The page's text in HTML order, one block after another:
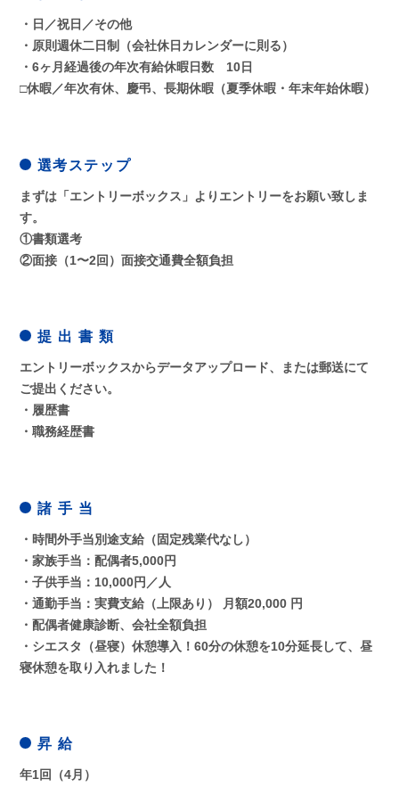
・日／祝日／その他
・原則週休二日制（会社休日カレンダーに則る）
・6ヶ月経過後の年次有給休暇日数 10日
□休暇／年次有休、慶弔、長期休暇（夏季休暇・年末年始休暇）
選考ステップ
まずは「エントリーボックス」よりエントリーをお願い致しま
す。
①書類選考
②面接（1〜2回）面接交通費全額負担
提 出 書 類
エントリーボックスからデータアップロード、または郵送にて
ご提出ください。
・履歴書
・職務経歴書
諸 手 当
・時間外手当別途支給（固定残業代なし）
・家族手当：配偶者5,000円
・子供手当：10,000円／人
・通勤手当：実費支給（上限あり） 月額20,000 円
・配偶者健康診断、会社全額負担
・シエスタ（昼寝）休憩導入！60分の休憩を10分延長して、昼
寝休憩を取り入れました！
昇 給
年1回（4月）